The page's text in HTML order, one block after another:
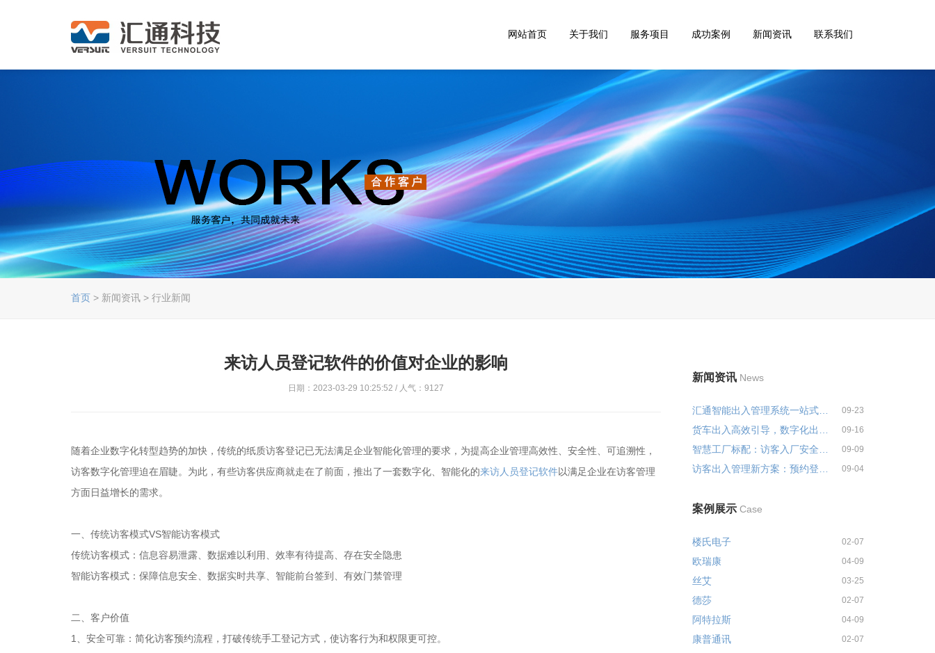
网站首页 关于我们 服务项目 成功案例 新闻资讯 联系我们
首页 > 新闻资讯 > 行业新闻
来访人员登记软件的价值对企业的影响
日期：2023-03-29 10:25:52 / 人气：9127
随着企业数字化转型趋势的加快，传统的纸质访客登记已无法满足企业智能化管理的要求，为提高企业管理高效性、安全性、可追溯性，
访客数字化管理迫在眉睫。为此，有些访客供应商就走在了前面，推出了一套数字化、智能化的来访人员登记软件以满足企业在访客管理
方面日益增长的需求。
一、传统访客模式VS智能访客模式
传统访客模式：信息容易泄露、数据难以利用、效率有待提高、存在安全隐患
智能访客模式：保障信息安全、数据实时共享、智能前台签到、有效门禁管理
二、客户价值
1、安全可靠：简化访客预约流程，打破传统手工登记方式，使访客行为和权限更可控。
新闻资讯 News
汇通智能出入管理系统一站式解决... 09-23
09-16
09-09
09-04
案例展示 Case
楼氏电子 02-07
欧瑞康 04-09
丝艾 03-25
德莎 02-07
阿特拉斯 04-09
康普通讯 02-07